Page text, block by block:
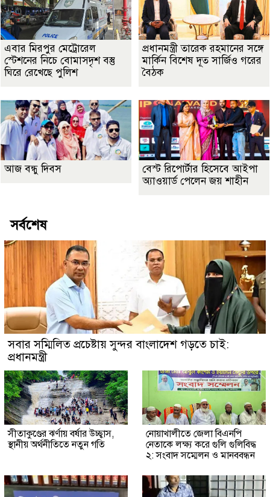
এবার মিরপুর মেট্রোরেল
স্টেশনের নিচে বোমাসদৃশ বস্তু
ঘিরে রেখেছে পুলিশ
প্রধানমন্ত্রী তারেক রহমানের সঙ্গে
মার্কিন বিশেষ দূত সার্জিও গরের
বৈঠক
আজ বন্ধু দিবস
বেস্ট রিপোর্টার হিসেবে আইপা
অ্যাওয়ার্ড পেলেন জয় শাহীন
সর্বশেষ
সবার সম্মিলিত প্রচেষ্টায় সুন্দর বাংলাদেশ গড়তে চাই:
প্রধানমন্ত্রী
সীতাকুণ্ডের ঝর্ণায় বর্ষার উচ্ছ্বাস,
স্থানীয় অর্থনীতিতে নতুন গতি
নোয়াখালীতে জেলা বিএনপি
নেতাকে লক্ষ্য করে গুলি গুলিবিদ্ধ
২: সংবাদ সম্মেলন ও মানববন্ধন